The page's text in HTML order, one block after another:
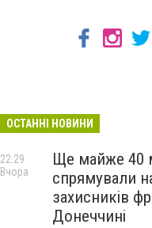
ОСТАННІ НОВИНИ
Ще майже 40
спрямували
захисників
Донеччині
22:29
Вчора